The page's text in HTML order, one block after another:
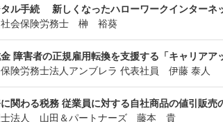
ル手続 新しくなったハローワークインターネ
社会保険労務士 榊 裕葵
障害者の正規雇用転換を支援する「キャリアア
険労務士法人アンブレラ 代表社員 伊藤 泰人
関わる税務 従業員に対する自社商品の値引販売
士法人 山田＆パートナーズ 藤本 貴